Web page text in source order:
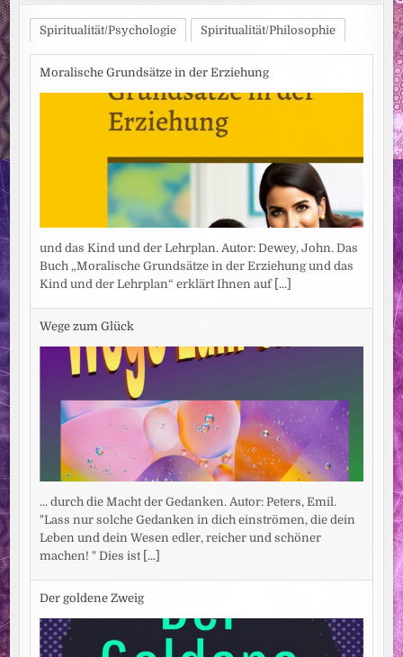
Spiritualität/Psychologie Spiritualität/Philosophie
Moralische Grundsätze in der Erziehung
und das Kind und der Lehrplan. Autor: Dewey, John. Das
Buch „Moralische Grundsätze in der Erziehung und das
Kind und der Lehrplan“ erklärt Ihnen auf [...]
Wege zum Glück
... durch die Macht der Gedanken. Autor: Peters, Emil.
"Lass nur solche Gedanken in dich einströmen, die dein
Leben und dein Wesen edler, reicher und schöner
machen! " Dies ist [...]
Der goldene Zweig